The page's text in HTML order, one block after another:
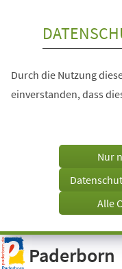
Visuelle
Assistenzsoftware
öffnen.
Durch die Nutzung
einverstanden, dass
Nur
Alle
Paderborn